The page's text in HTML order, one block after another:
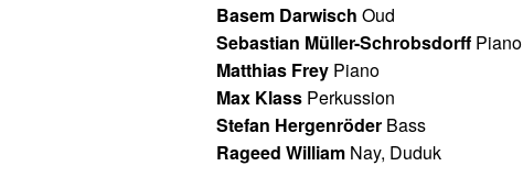
Basem Darwisch Oud
Sebastian Müller-Schrobsdorff Piano
Matthias Frey Piano
Max Klass Perkussion
Stefan Hergenröder Bass
Rageed William Nay, Duduk